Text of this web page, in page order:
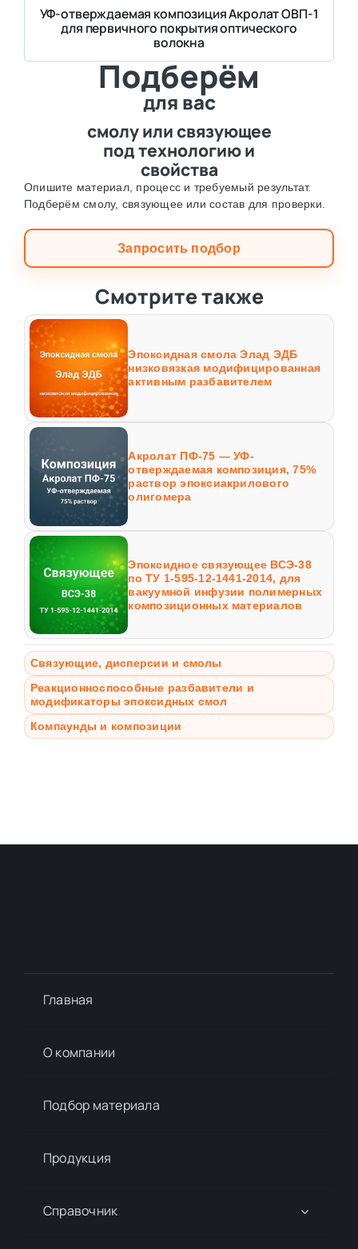
УФ-отверждаемая композиция Акролат ОВП-1
для первичного покрытия оптического
волокна
Подберём
для вас
смолу или связующее
под технологию и
свойства
Опишите материал, процесс и требуемый результат.
Подберём смолу, связующее или состав для проверки.
Запросить подбор
Смотрите также
Эпоксидная смола Элад ЭДБ
низковязкая модифицированная
активным разбавителем
Акролат ПФ-75 — УФ-
отверждаемая композиция, 75%
раствор эпоксиакрилового
олигомера
Эпоксидное связующее ВСЭ-38
по ТУ 1-595-12-1441-2014, для
вакуумной инфузии полимерных
композиционных материалов
Связующие, дисперсии и смолы
Реакционноспособные разбавители и
модификаторы эпоксидных смол
Компаунды и композиции
Главная
О компании
Подбор материалa
Продукция
Справочник